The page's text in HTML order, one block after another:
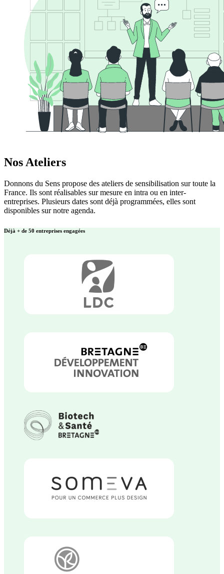
Nos Ateliers
Donnons du Sens propose des ateliers de sensibilisation sur toute la
France. Ils sont réalisables sur mesure en intra ou en inter-
entreprises. Plusieurs dates sont déjà programmées, elles sont
disponibles sur notre agenda.
Déjà + de 50 entreprises engagées